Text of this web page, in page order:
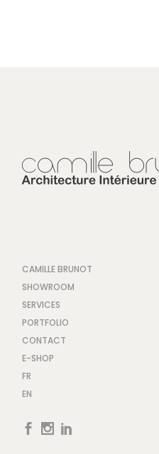
CAMILLE BRUNOT
SHOWROOM
SERVICES
PORTFOLIO
CONTACT
E-SHOP
FR
EN